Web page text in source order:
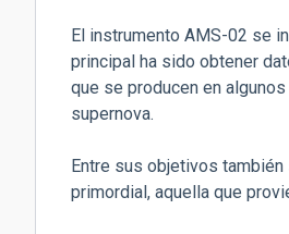
El instrumento AMS-02 se
principal ha sido obtener
que se producen en
supernova.
Entre sus objetivos
primordial, aquella que